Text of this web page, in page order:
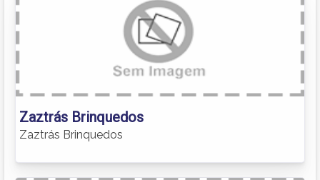
Zaztrás Brinquedos
Zaztrás Brinquedos